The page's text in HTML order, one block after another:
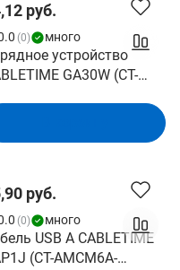
руб.
(0) много
устройство
GA30W (CT-
белый
руб.
(0) много
USB A CABLETIME
(CT-AMCM6A-